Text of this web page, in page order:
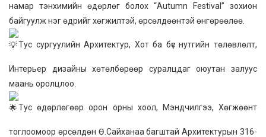
намар тэнхимийн өдөрлөг болох “Autumn Festival” зохион
байгуулж нэг өдрийг хөгжилтэй, өрсөлдөөнтэй өнгөрөөлөө.
Тус сургуулийн Архитектур, Хот ба бүс нутгийн төлөвлөлт,
Интерьер дизайны хөтөлбөрөөр суралцдаг оюутан залуус
маань оролцлоо.
Тус өдөрлөгөөр орон орны хоол, Мэндчилгээ, Хөгжөөнт
тоглоомоор өрсөлдөн Ө.Сайханаа багштай Архитектурын 316-